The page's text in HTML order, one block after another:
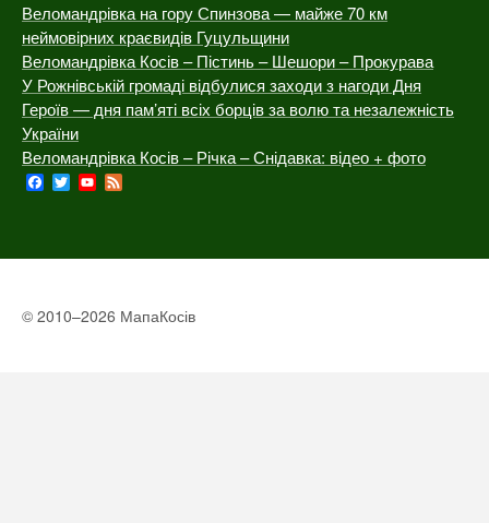
Веломандрівка на гору Спинзова — майже 70 км
неймовірних краєвидів Гуцульщини
Веломандрівка Косів – Пістинь – Шешори – Прокурава
У Рожнівській громаді відбулися заходи з нагоди Дня
Героїв — дня пам’яті всіх борців за волю та незалежність
України
Веломандрівка Косів – Річка – Снідавка: відео + фото
Facebook
TwitterYouTube
Channel
© 2010–2026 МапаКосів